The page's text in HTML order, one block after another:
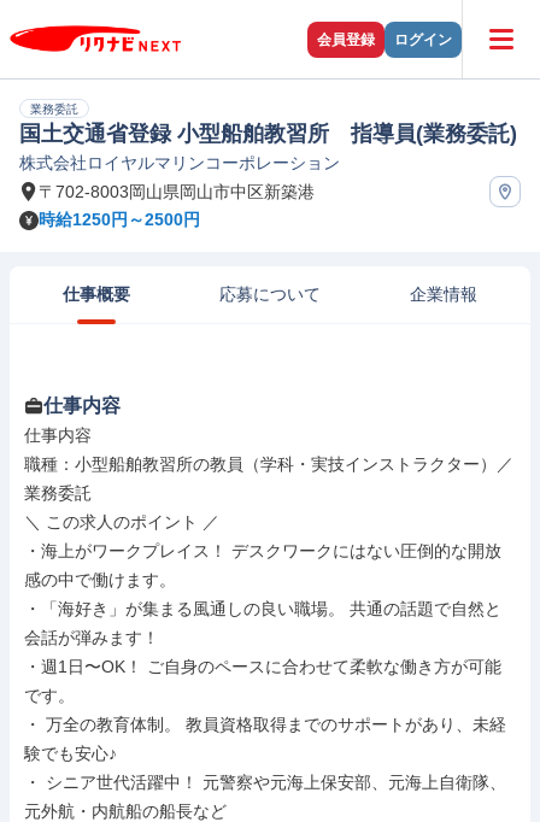
会員登録 ログイン
業務委託
国土交通省登録 小型船舶教習所 指導員(業務委託)
株式会社ロイヤルマリンコーポレーション
〒702-8003岡山県岡山市中区新築港
時給1250円～2500円
仕事概要 応募について 企業情報
仕事内容
仕事内容
職種：小型船舶教習所の教員（学科・実技インストラクター）／
業務委託
＼ この求人のポイント ／
・海上がワークプレイス！ デスクワークにはない圧倒的な開放
感の中で働けます。
・「海好き」が集まる風通しの良い職場。 共通の話題で自然と
会話が弾みます！
・週1日〜OK！ ご自身のペースに合わせて柔軟な働き方が可能
です。
・ 万全の教育体制。 教員資格取得までのサポートがあり、未経
験でも安心♪
・ シニア世代活躍中！ 元警察や元海上保安部、元海上自衛隊、
元外航・内航船の船長など